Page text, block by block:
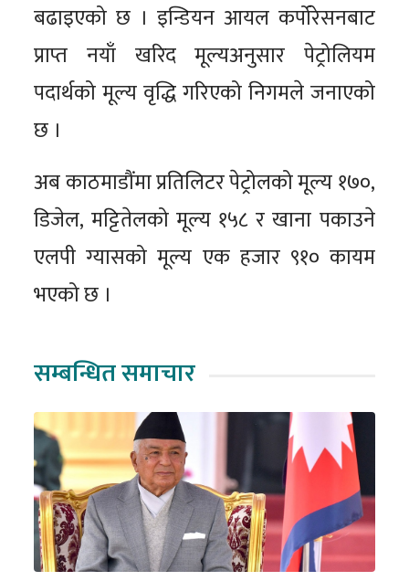
बढाइएको छ । इन्डियन आयल कर्पोरेसनबाट
प्राप्त नयाँ खरिद मूल्यअनुसार पेट्रोलियम
पदार्थको मूल्य वृद्धि गरिएको निगमले जनाएको
छ ।
अब काठमाडौंमा प्रतिलिटर पेट्रोलको मूल्य १७०,
डिजेल, मट्टितेलको मूल्य १५८ र खाना पकाउने
एलपी ग्यासको मूल्य एक हजार ९१० कायम
भएको छ ।
सम्बन्धित समाचार